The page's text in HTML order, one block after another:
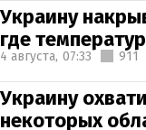
Украину
где
4 августа, 07:33 911
Украину
некоторых